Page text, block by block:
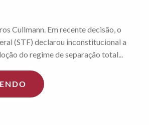
Cullmann. Em recente decisão, o
(STF) declarou inconstitucional a
do regime de separação total...